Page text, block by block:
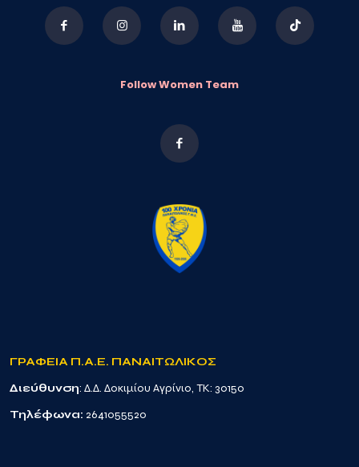
(28.02.26)
Follow Women Team
ΓΡΑΦΕΙΑ Π.Α.Ε. ΠΑΝΑΙΤΩΛΙΚΟΣ
Διεύθυνση: Δ.Δ. Δοκιμίου Αγρίνιο, TK: 30150
Τηλέφωνα: 2641055520